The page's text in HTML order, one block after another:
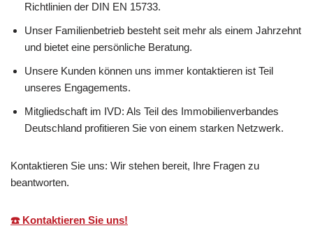
Richtlinien der DIN EN 15733.
Unser Familienbetrieb besteht seit mehr als einem Jahrzehnt
und bietet eine persönliche Beratung.
Unsere Kunden können uns immer kontaktieren ist Teil
unseres Engagements.
Mitgliedschaft im IVD: Als Teil des Immobilienverbandes
Deutschland profitieren Sie von einem starken Netzwerk.
Kontaktieren Sie uns: Wir stehen bereit, Ihre Fragen zu
beantworten.
☎️ Kontaktieren Sie uns!